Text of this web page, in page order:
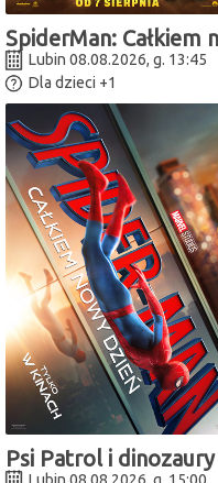
SpiderMan: Całkiem
Lubin 08.08.2026, g. 13:45
Dla dzieci +1
Psi Patrol i dinozaury